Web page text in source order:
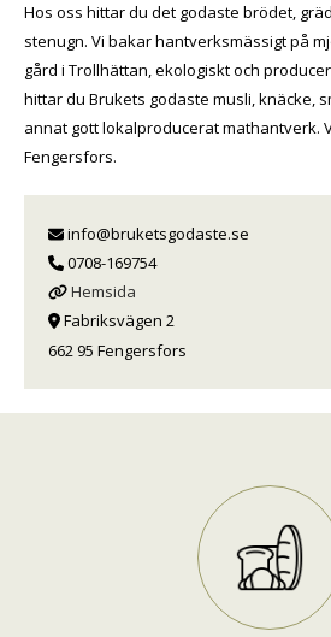
Hos oss hittar du det godaste brödet,
stenugn. Vi bakar hantverksmässigt på
gård i Trollhättan, ekologiskt och
hittar du Brukets godaste musli, knäcke,
annat gott lokalproducerat mathantverk.
Fengersfors.
info@bruketsgodaste.se
0708-169754
Hemsida
Fabriksvägen 2
662 95 Fengersfors